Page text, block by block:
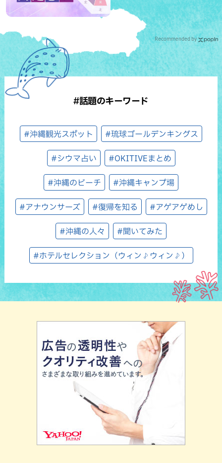
Recommended by
#話題のキーワード
#沖縄観光スポット #琉球ゴールデンキングス
#シウマ占い #OKITIVEまとめ
#沖縄のビーチ #沖縄キャンプ場
#アナウンサーズ #復帰を知る #アゲアゲめし
#沖縄の人々 #聞いてみた
#ホテルセレクション（ウィン♪ウィン♪）